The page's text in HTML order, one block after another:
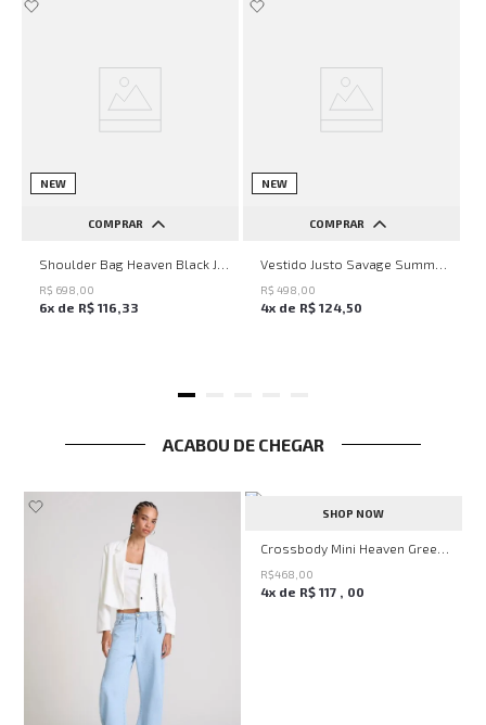
NEW
COMPRAR
UN
R$ 698 00
6x de R$ 116,33
NEW
COMPRAR
PP P M G
R$ 498 00
4x de R$ 124,50
ACABOU DE CHEGAR
SHOP NOW
R$468 00
4x de R$ 117 , 00